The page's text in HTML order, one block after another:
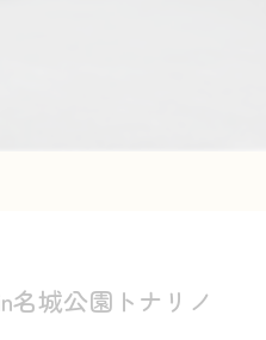
名城公園トナリノ